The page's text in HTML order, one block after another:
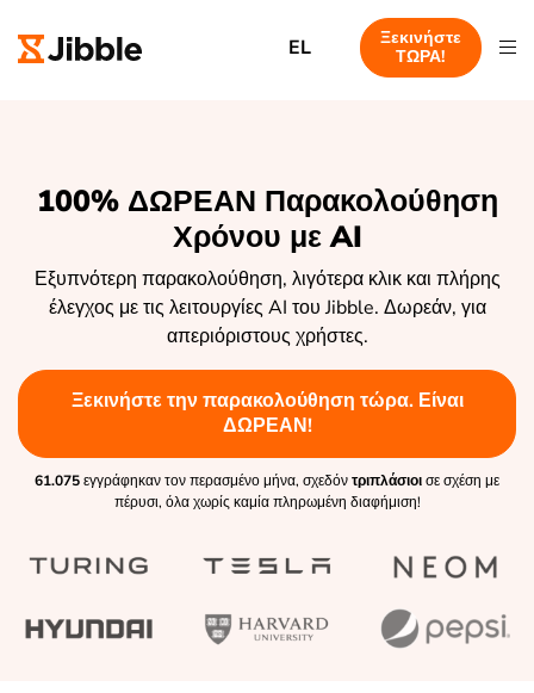
EL
Ξεκινήστε
ΤΩΡΑ!
100% ΔΩΡΕΑΝ Παρακολούθηση
Χρόνου με AI
Εξυπνότερη παρακολούθηση, λιγότερα κλικ και πλήρης
έλεγχος με τις λειτουργίες AI του Jibble. Δωρεάν, για
απεριόριστους χρήστες.
Ξεκινήστε την παρακολούθηση τώρα. Είναι
ΔΩΡΕΑΝ!
61.075εγγράφηκαν τον περασμένο μήνα, σχεδόντριπλάσιοισε σχέση με
πέρυσι, όλα χωρίς καμία πληρωμένη διαφήμιση!